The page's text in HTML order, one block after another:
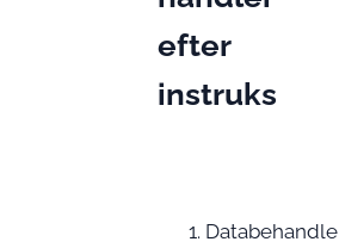
efter
instruks
Databehandle